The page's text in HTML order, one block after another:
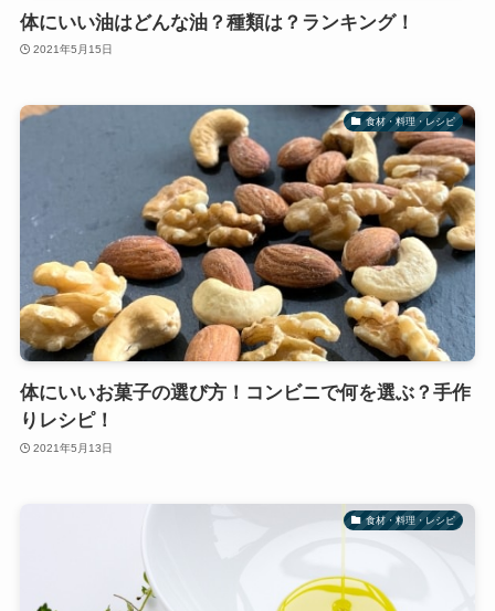
体にいい油はどんな油？種類は？ランキング！
2021年5月15日
食材・料理・レシピ
体にいいお菓子の選び方！コンビニで何を選ぶ？手作
りレシピ！
2021年5月13日
食材・料理・レシピ